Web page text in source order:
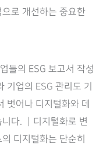
로 개선하는 중요한
들의 ESG 보고서 작성
기업의 ESG 관리도 기
벗어나 디지털화와 데
니다. ┃디지털화로 변
디지털화는 단순히